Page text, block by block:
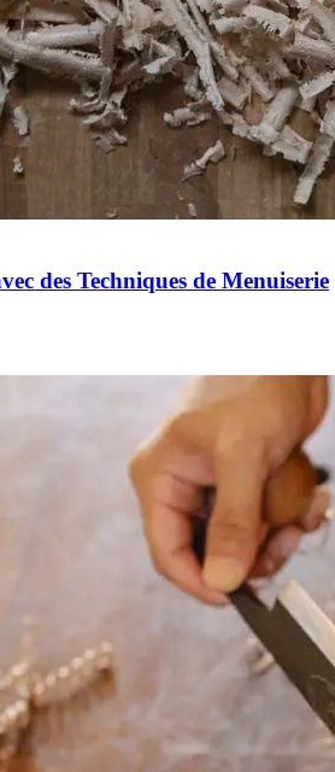
des Techniques de Menuiserie